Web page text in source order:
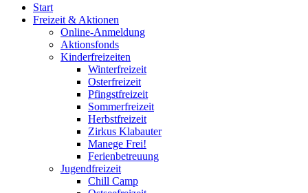
Start
Freizeit & Aktionen
Online-Anmeldung
Aktionsfonds
Kinderfreizeiten
Winterfreizeit
Osterfreizeit
Pfingstfreizeit
Sommerfreizeit
Herbstfreizeit
Zirkus Klabauter
Manege Frei!
Ferienbetreuung
Jugendfreizeit
Chill Camp